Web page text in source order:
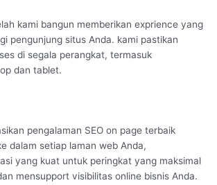
kami bangun memberikan exprience yang
pengunjung situs Anda. kami pastikan
di segala perangkat, termasuk
dan tablet.
pengalaman SEO on page terbaik
dalam setiap laman web Anda,
yang kuat untuk peringkat yang maksimal
mensupport visibilitas online bisnis Anda.